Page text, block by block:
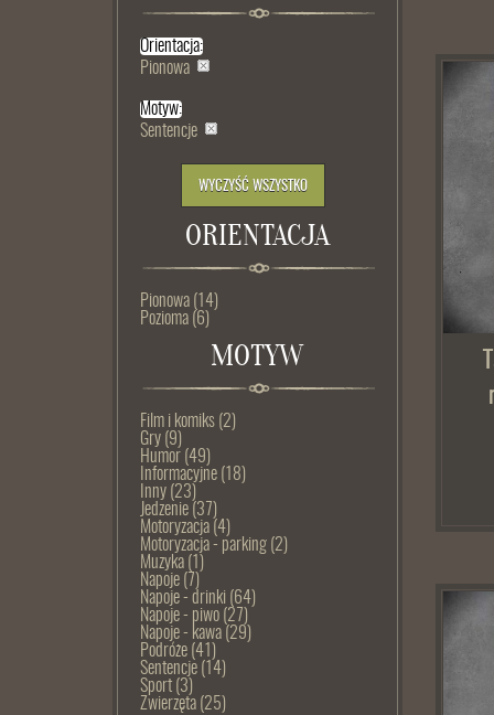
Orientacja:
Pionowa
Motyw:
Sentencje
WYCZYŚĆ WSZYSTKO
ORIENTACJA
Pionowa (14)
Pozioma (6)
MOTYW
Film i komiks (2)
Gry (9)
Humor (49)
Informacyjne (18)
Inny (23)
Jedzenie (37)
Motoryzacja (4)
Motoryzacja - parking (2)
Muzyka (1)
Napoje (7)
Napoje - drinki (64)
Napoje - piwo (27)
Napoje - kawa (29)
Podróże (41)
Sentencje (14)
Sport (3)
Zwierzęta (25)